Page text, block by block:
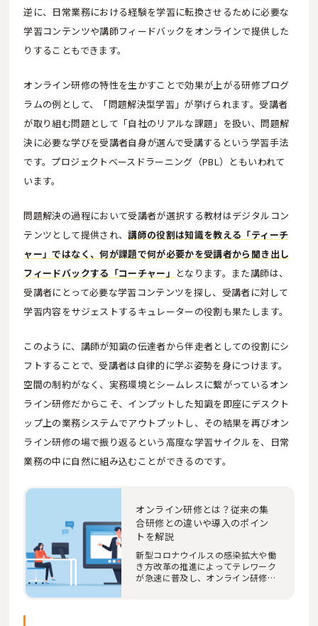
逆に、日常業務における経験を学習に転換させるために必要な
学習コンテンツや講師フィードバックをオンラインで提供した
りすることもできます。
オンライン研修の特性を生かすことで効果が上がる研修プログ
ラムの例として、「問題解決型学習」が挙げられます。受講者
が取り組む問題として「自社のリアルな課題」を扱い、問題解
決に必要な学びを受講者自身が選んで受講するという学習手法
です。プロジェクトベースドラーニング（PBL）ともいわれて
います。
問題解決の過程において受講者が選択する教材はデジタルコン
テンツとして提供され、講師の役割は知識を教える「ティーチ
ャー」ではなく、何が課題で何が必要かを受講者から聞き出し
フィードバックする「コーチャー」 となります。また講師は、
受講者にとって必要な学習コンテンツを探し、受講者に対して
学習内容をサジェストするキュレーターの役割も果たします。
このように、講師が知識の伝達者から伴走者としての役割にシ
フトすることで、受講者は自律的に学ぶ姿勢を身につけます。
空間の制約がなく、実務環境とシームレスに繋がっているオン
ライン研修だからこそ、インプットした知識を即座にデスクト
ップ上の業務システムでアウトプットし、その結果を再びオン
ライン研修の場で振り返るという高度な学習サイクルを、日常
業務の中に自然に組み込むことができるのです。
オンライン研修とは？従来の集
合研修との違いや導入のポイン
トを解説
新型コロナウイルスの感染拡大や働
き方改革の推進によってテレワーク
が急速に普及し、オンライン研修の